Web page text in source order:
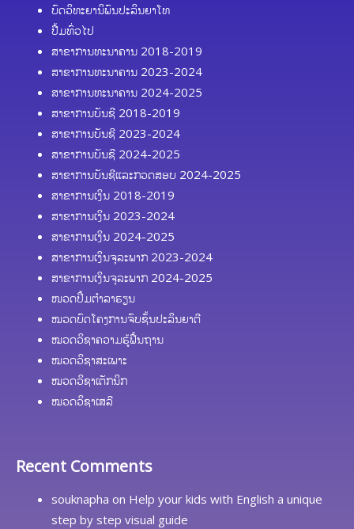
ບົດວິທະຍານິພົນປະລິນຍາໂທ
ປື້ມທົ່ວໄປ
ສາຂາການທະນາຄານ 2018-2019
ສາຂາການທະນາຄານ 2023-2024
ສາຂາການທະນາຄານ 2024-2025
ສາຂາການບັນຊີ 2018-2019
ສາຂາການບັນຊີ 2023-2024
ສາຂາການບັນຊີ 2024-2025
ສາຂາການບັນຊີແລະກວດສອບ 2024-2025
ສາຂາການເງິນ 2018-2019
ສາຂາການເງິນ 2023-2024
ສາຂາການເງິນ 2024-2025
ສາຂາການເງິນຈຸລະພາກ 2023-2024
ສາຂາການເງິນຈຸລະພາກ 2024-2025
ໜວດປຶ້ມຕຳລາຮຽນ
ໝວດບົດໂຄງການຈົບຊັ້ນປະລິນຍາຕີ
ໝວດວິຊາຄວາມຮູ້ຟື້ນຖານ
ໝວດວິຊາສະເພາະ
ໝວດວິຊາເຕັກນິກ
ໝວດວິຊາເສລີ
Recent Comments
souknapha on Help your kids with English a unique
step by step visual guide